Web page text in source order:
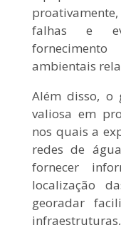
falhas e
ambientais
Além disso, o
valiosa em
nos quais a
redes de
fornecer
localização
georadar